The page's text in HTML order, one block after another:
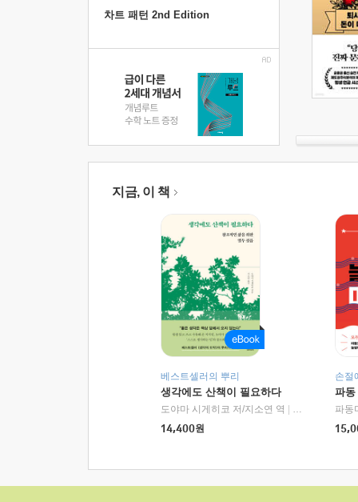
차트 패턴 2nd Edition
지금, 이 책
베스트셀러의 뿌리
생각에도 산책이 필요하다
도야마 시게히코 저/지소연 역
알에이치코리
14,400원
손절
파동
파동